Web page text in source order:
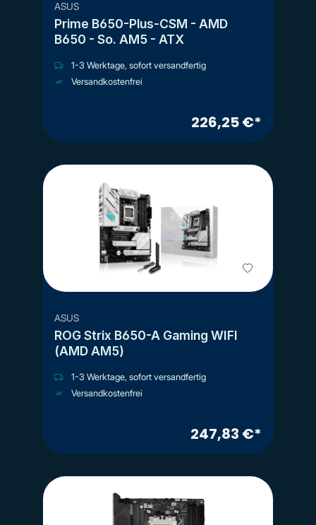
ASUS
Prime B650-Plus-CSM - AMD
B650 - So. AM5 - ATX
1-3 Werktage, sofort versandfertig
Versandkostenfrei
226,25 €*
ASUS
ROG Strix B650-A Gaming WIFI
(AMD AM5)
1-3 Werktage, sofort versandfertig
Versandkostenfrei
247,83 €*